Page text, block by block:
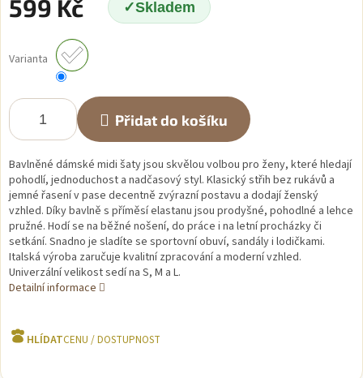
599 Kč Skladem
cena:
Varianta
Přidat do košíku
Bavlněné dámské midi šaty jsou skvělou volbou pro ženy, které hledají
pohodlí, jednoduchost a nadčasový styl. Klasický střih bez rukávů a
jemné řasení v pase decentně zvýrazní postavu a dodají ženský
vzhled. Díky bavlně s příměsí elastanu jsou prodyšné, pohodlné a lehce
pružné. Hodí se na běžné nošení, do práce i na letní procházky či
setkání. Snadno je sladíte se sportovní obuví, sandály i lodičkami.
Italská výroba zaručuje kvalitní zpracování a moderní vzhled.
Univerzální velikost sedí na S, M a L.
Detailní informace
HLÍDAT